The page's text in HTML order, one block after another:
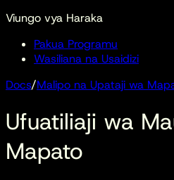
Viungo vya Haraka
Pakua Programu
Wasiliana na Usaidizi
Docs/Malipo na Upataji wa
Ufuatiliaji wa
Mapato